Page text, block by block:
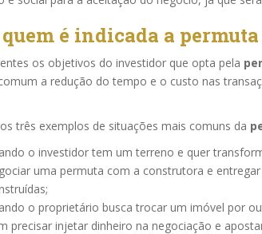
é indicada a
os objetivos do investidor que opta pela
a redução do tempo e o custo nas
três exemplos de situações mais comuns da
o investidor tem um terreno e quer
uma permuta com a construtora e
o proprietário busca trocar um imóvel por
precisar injetar dinheiro na negociação e